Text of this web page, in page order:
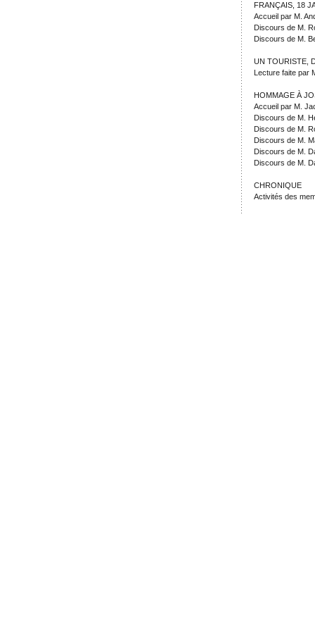
FRANÇAIS, 18
Accueil par M.
Discours de M.
Discours de M.
UN TOURISTE,
Lecture faite par
HOMMAGE À
Accueil par M.
Discours de M.
Discours de M.
Discours de M.
Discours de M.
Discours de M.
CHRONIQUE
Activités des